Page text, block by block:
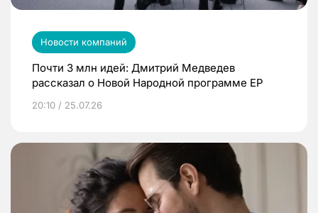
Новости компаний
Почти 3 млн идей: Дмитрий Медведев
рассказал о Новой Народной программе ЕР
20:10 / 25.07.26